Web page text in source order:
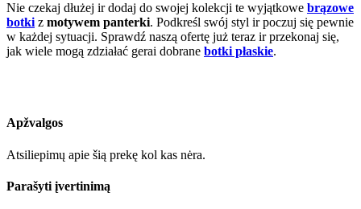
Nie czekaj dłużej ir dodaj do swojej kolekcji te wyjątkowe brązowe
botki z motywem panterki. Podkreśl swój styl ir poczuj się pewnie
w każdej sytuacji. Sprawdź naszą ofertę już teraz ir przekonaj się,
jak wiele mogą zdziałać gerai dobrane botki płaskie.
Apžvalgos
Atsiliepimų apie šią prekę kol kas nėra.
Parašyti įvertinimą